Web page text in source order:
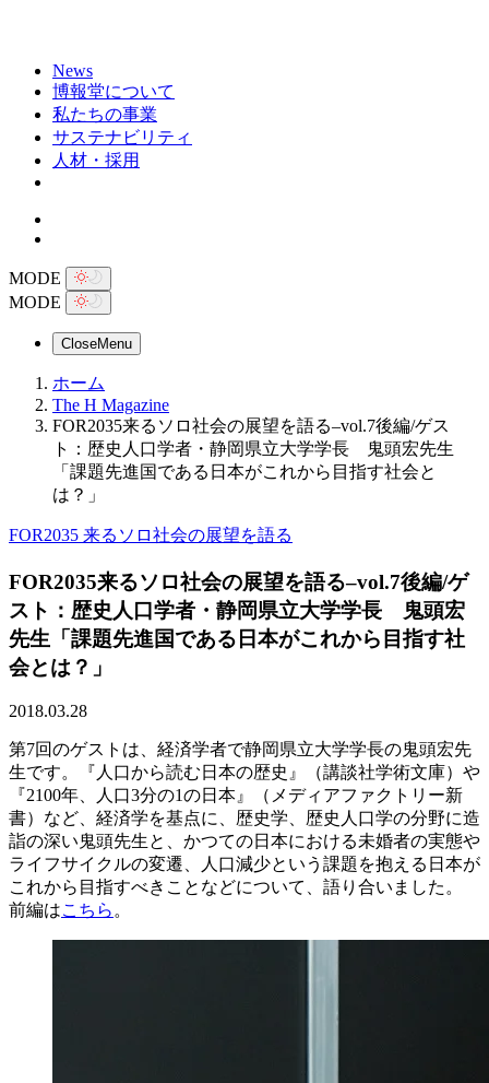
News
博報堂について
私たちの事業
サステナビリティ
人材・採用
MODE
MODE
CloseMenu
ホーム
The H Magazine
FOR2035来るソロ社会の展望を語る–vol.7後編/ゲス
ト：歴史人口学者・静岡県立大学学長 鬼頭宏先生
「課題先進国である日本がこれから目指す社会と
は？」
FOR2035 来るソロ社会の展望を語る
FOR2035来るソロ社会の展望を語る–vol.7後編/ゲ
スト：歴史人口学者・静岡県立大学学長 鬼頭宏
先生「課題先進国である日本がこれから目指す社
会とは？」
2018.03.28
第7回のゲストは、経済学者で静岡県立大学学長の鬼頭宏先
生です。『人口から読む日本の歴史』（講談社学術文庫）や
『2100年、人口3分の1の日本』（メディアファクトリー新
書）など、経済学を基点に、歴史学、歴史人口学の分野に造
詣の深い鬼頭先生と、かつての日本における未婚者の実態や
ライフサイクルの変遷、人口減少という課題を抱える日本が
これから目指すべきことなどについて、語り合いました。
前編はこちら。